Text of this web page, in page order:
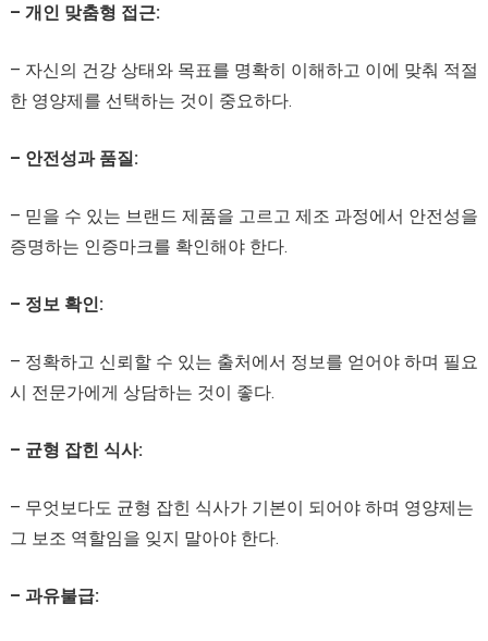
– 개인 맞춤형 접근:
– 자신의 건강 상태와 목표를 명확히 이해하고 이에 맞춰 적절
한 영양제를 선택하는 것이 중요하다.
– 안전성과 품질:
– 믿을 수 있는 브랜드 제품을 고르고 제조 과정에서 안전성을
증명하는 인증마크를 확인해야 한다.
– 정보 확인:
– 정확하고 신뢰할 수 있는 출처에서 정보를 얻어야 하며 필요
시 전문가에게 상담하는 것이 좋다.
– 균형 잡힌 식사:
– 무엇보다도 균형 잡힌 식사가 기본이 되어야 하며 영양제는
그 보조 역할임을 잊지 말아야 한다.
– 과유불급: